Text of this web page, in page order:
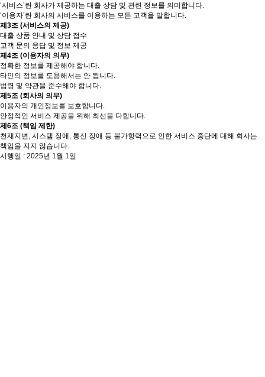
‘서비스’란 회사가 제공하는 대출 상담 및 관련 정보를 의미합니다.
‘이용자’란 회사의 서비스를 이용하는 모든 고객을 말합니다.
제3조 (서비스의 제공)
대출 상품 안내 및 상담 접수
고객 문의 응답 및 정보 제공
제4조 (이용자의 의무)
정확한 정보를 제공해야 합니다.
타인의 정보를 도용해서는 안 됩니다.
법령 및 약관을 준수해야 합니다.
제5조 (회사의 의무)
이용자의 개인정보를 보호합니다.
안정적인 서비스 제공을 위해 최선을 다합니다.
제6조 (책임 제한)
천재지변, 시스템 장애, 통신 장애 등 불가항력으로 인한 서비스 중단에 대해 회사는
책임을 지지 않습니다.
시행일 : 2025년 1월 1일